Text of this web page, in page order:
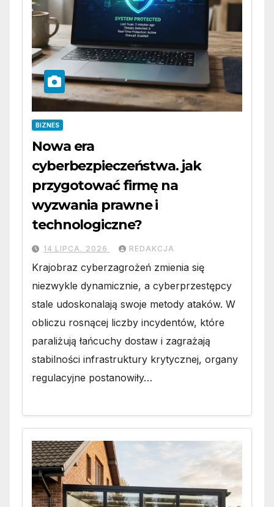
BIZNES
Nowa era
cyberbezpieczeństwa. jak
przygotować firmę na
wyzwania prawne i
technologiczne?
14 LIPCA, 2026 REDAKCJA
Krajobraz cyberzagrożeń zmienia się
niezwykle dynamicznie, a cyberprzestępcy
stale udoskonalają swoje metody ataków. W
obliczu rosnącej liczby incydentów, które
paraliżują łańcuchy dostaw i zagrażają
stabilności infrastruktury krytycznej, organy
regulacyjne postanowiły…